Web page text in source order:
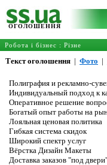
ОГОЛОШЕННЯ
Робота і бізнес : Різне
Текст оголошення | Фото |
Полиграфия и рекламно-
Индивидуальный подход к
Оперативное решение
Богатый опыт работы на
Лояльная ценовая политика
Гибкая система скидок
Широкий спектр услуг
Вёрстка Дизайн Макеты
Доставка заказов "под